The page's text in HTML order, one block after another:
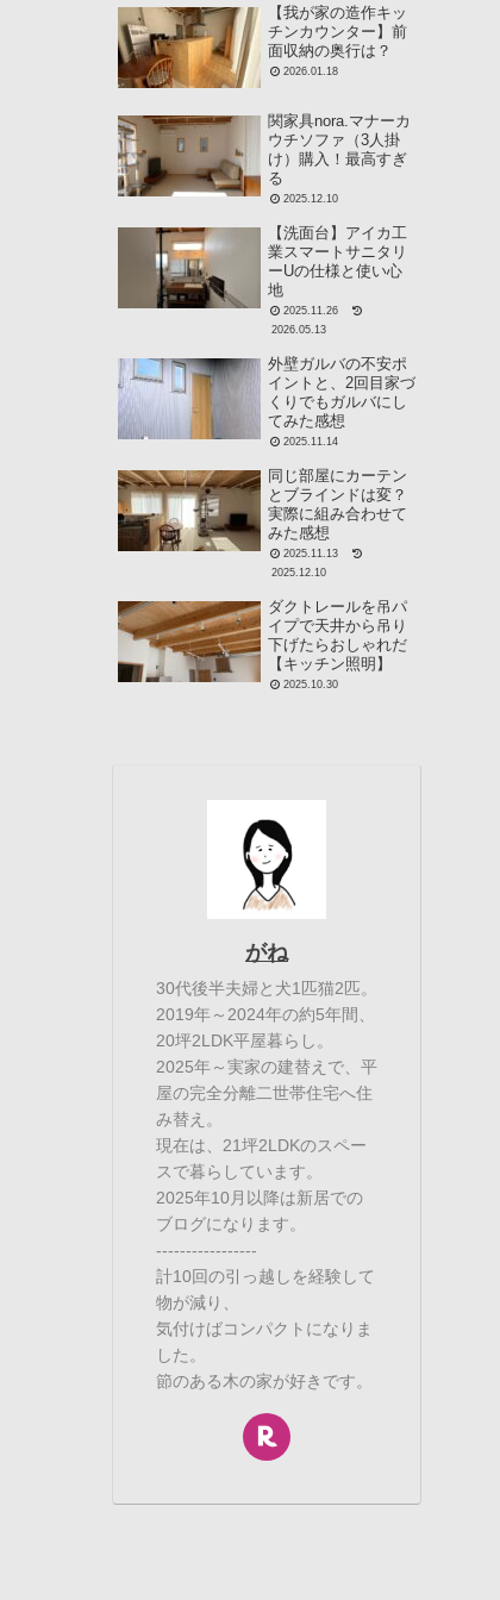
【我が家の造作キッ
チンカウンター】前
面収納の奥行は？
2026.01.18
関家具nora.マナーカ
ウチソファ（3人掛
け）購入！最高すぎ
る
2025.12.10
【洗面台】アイカ工
業スマートサニタリ
ーUの仕様と使い心
地
2025.11.26
2026.05.13
外壁ガルバの不安ポ
イントと、2回目家づ
くりでもガルバにし
てみた感想
2025.11.14
同じ部屋にカーテン
とブラインドは変？
実際に組み合わせて
みた感想
2025.11.13
2025.12.10
ダクトレールを吊パ
イプで天井から吊り
下げたらおしゃれだ
【キッチン照明】
2025.10.30
がね
30代後半夫婦と犬1匹猫2匹。
2019年～2024年の約5年間、
20坪2LDK平屋暮らし。
2025年～実家の建替えで、平
屋の完全分離二世帯住宅へ住
み替え。
現在は、21坪2LDKのスペー
スで暮らしています。
2025年10月以降は新居での
ブログになります。
-----------------
計10回の引っ越しを経験して
物が減り、
気付けばコンパクトになりま
した。
節のある木の家が好きです。